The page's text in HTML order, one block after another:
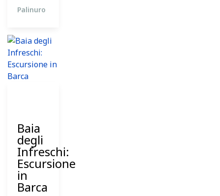
Palinuro
2023
Baia
degli
Infreschi:
Escursione
in
Barca